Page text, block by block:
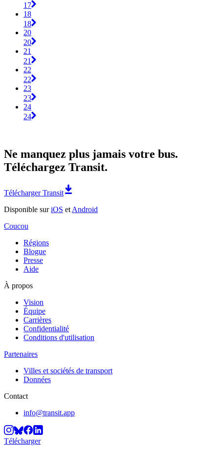
17
18
18
20
20
21
21
22
22
23
23
24
24
Ne manquez plus jamais votre bus.
Téléchargez Transit.
Télécharger Transit
Disponible suriOS et Android
Coucou
Régions
Blogue
Presse
Aide
À propos
Vision
Équipe
Carrières
Confidentialité
Conditions d'utilisation
Partenaires
Villes et sociétés de transport
Données
Contact
info@transit.app
Télécharger